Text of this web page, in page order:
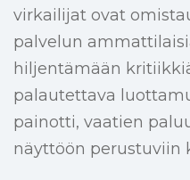
virkailijat ovat
palvelun
hiljentämään
palautettava
painotti, vaatien
näyttöön perustuviin